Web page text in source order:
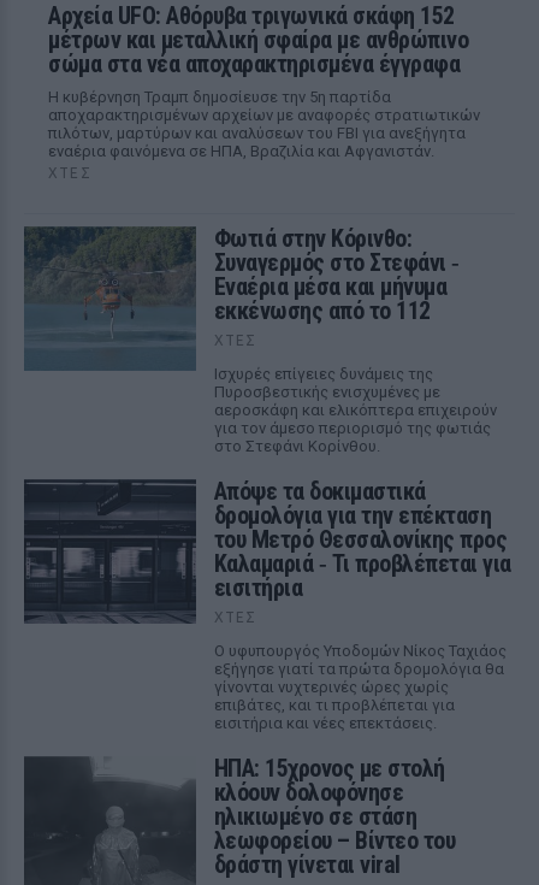
Αρχεία UFO: Αθόρυβα τριγωνικά σκάφη 152
μέτρων και μεταλλική σφαίρα με ανθρώπινο
σώμα στα νέα αποχαρακτηρισμένα έγγραφα
Η κυβέρνηση Τραμπ δημοσίευσε την 5η παρτίδα
αποχαρακτηρισμένων αρχείων με αναφορές στρατιωτικών
πιλότων, μαρτύρων και αναλύσεων του FBI για ανεξήγητα
εναέρια φαινόμενα σε ΗΠΑ, Βραζιλία και Αφγανιστάν.
ΧΤΕΣ
Φωτιά στην Κόρινθο:
Συναγερμός στο Στεφάνι ‑
Εναέρια μέσα και μήνυμα
εκκένωσης από το 112
ΧΤΕΣ
Ισχυρές επίγειες δυνάμεις της
Πυροσβεστικής ενισχυμένες με
αεροσκάφη και ελικόπτερα επιχειρούν
για τον άμεσο περιορισμό της φωτιάς
στο Στεφάνι Κορίνθου.
Απόψε τα δοκιμαστικά
δρομολόγια για την επέκταση
του Μετρό Θεσσαλονίκης προς
Καλαμαριά ‑ Τι προβλέπεται για
εισιτήρια
ΧΤΕΣ
Ο υφυπουργός Υποδομών Νίκος Ταχιάος
εξήγησε γιατί τα πρώτα δρομολόγια θα
γίνονται νυχτερινές ώρες χωρίς
επιβάτες, και τι προβλέπεται για
εισιτήρια και νέες επεκτάσεις.
ΗΠΑ: 15χρονος με στολή
κλόουν δολοφόνησε
ηλικιωμένο σε στάση
λεωφορείου – Βίντεο του
δράστη γίνεται viral